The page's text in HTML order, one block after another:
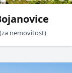
(za nemovitost)